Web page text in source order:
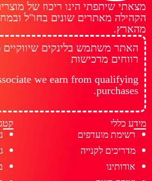
מצאתי שיתפתי הינו ריכוז של
הקהילה מאתרים שונים בחו"ל
מהארץ.
האתר משתמש בלינקים שיווקיים
רווחים מרכישות
we earn from qualifying
purchases.
מידע כללי
רשימת מועדפים
מדריכים לקנייה
אודותינו